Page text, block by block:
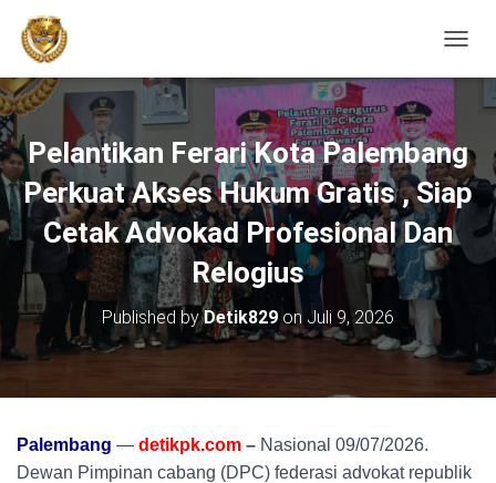
Pelantikan Ferari Kota Palembang
Perkuat Akses Hukum Gratis , Siap
Cetak Advokad Profesional Dan
Relogius
Published byDetik829 on Juli 9, 2026
Palembang — detikpk.com – Nasional 09/07/2026.
Dewan Pimpinan cabang (DPC) federasi advokat republik